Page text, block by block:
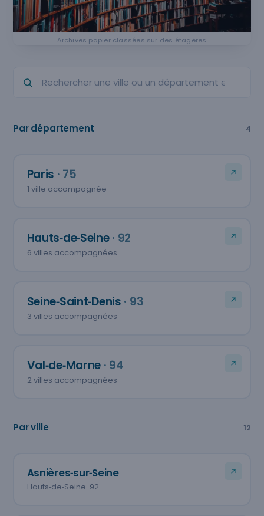
Archives papier classées sur des étagères
Par département 4
Paris · 75
1 ville accompagnée
Hauts‑de‑Seine· 92
6 villes accompagnées
Seine‑Saint‑Denis · 93
3 villes accompagnées
Val‑de‑Marne · 94
2 villes accompagnées
Par ville 12
Asnières‑sur‑Seine
Hauts‑de‑Seine· 92